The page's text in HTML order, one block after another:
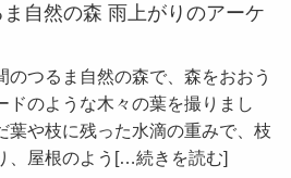
自然の森 雨上がりのアーケ
のつるま自然の森で、森をおおう
ドのような木々の葉を撮りまし
葉や枝に残った水滴の重みで、枝
、屋根のよう […続きを読む]